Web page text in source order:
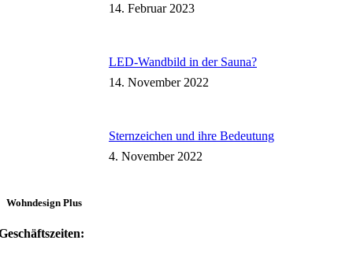
14. Februar 2023
LED-Wandbild in der Sauna?
14. November 2022
Sternzeichen und ihre Bedeutung
4. November 2022
Wohndesign Plus